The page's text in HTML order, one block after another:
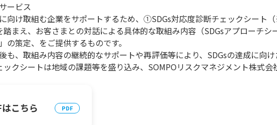
ービス
向け取組む企業をサポートするため、①SDGs対応度診断チェックシー
まえ、お客さまとの対話による具体的な取組み内容（SDGsアプローチ
の策定、をご提供するものです。
も、取組み内容の継続的なサポートや再評価等により、SDGsの達成に向
クシートは地域の課題等を盛り込み、SOMPOリスクマネジメント株式会
こちら